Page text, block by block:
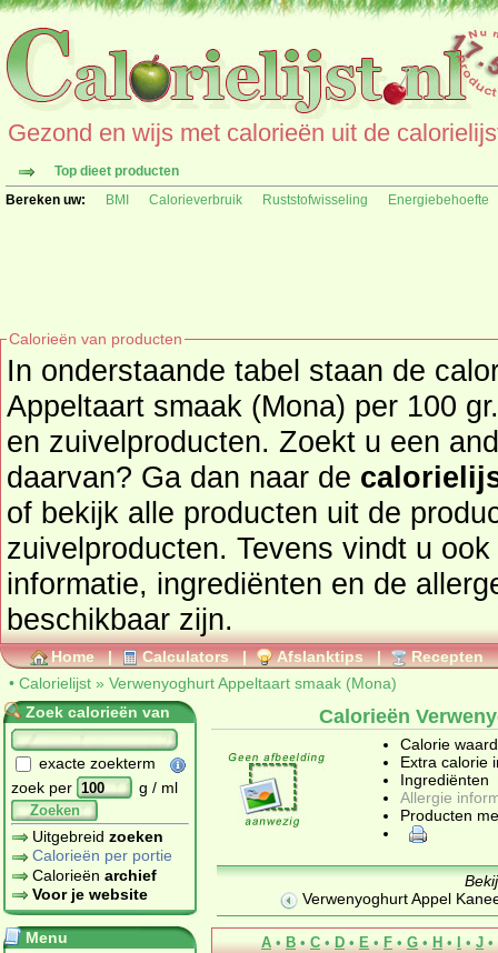
Gezond en wijs met calorieën uit de
Top dieet producten
Bereken uw:
BMI Calorieverbruik Ruststofwisseling Energiebehoefte
Calorieën van producten
In onderstaande tabel staan de
Appeltaart smaak (Mona) per 100
en zuivelproducten. Zoekt u een ander product en de calorieën
daarvan? Ga dan naar de
of bekijk alle producten uit de
zuivelproducten. Tevens vindt u ook de uitgebreide calorie
informatie, ingrediënten en de
beschikbaar zijn.
Home | Calculators | Afslanktips | Recepten
• Calorielijst » Verwenyoghurt Appeltaart smaak (Mona)
Zoek calorieën van
exacte zoekterm
zoek per
g / ml
Zoeken
Uitgebreid zoeken
Calorieën per portie
Calorieën archief
Voor je website
Menu
Calorieën
Calorie
Extra calorie
Ingrediënten
Allergie
Producten
Verwenyoghurt Appel
A • B • C • D • E • F • G • H • I • J •